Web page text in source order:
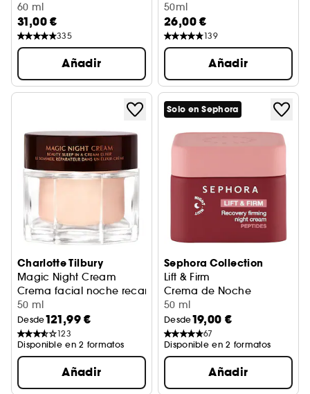
Crema hidratante calmante
60 ml
31,00 €
335
Añadir
artemisa y niacinamida
50ml
26,00 €
139
Añadir
Charlotte Tilbury
Magic Night Cream
Crema facial noche recargable
50 ml
Desde121,99 €
123
Disponible en 2 formatos
Añadir
Solo en Sephora
Sephora Collection
Lift & Firm
Crema de Noche
50 ml
Desde19,00 €
67
Disponible en 2 formatos
Añadir